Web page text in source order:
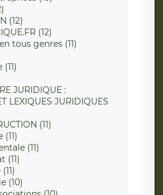
(12)
(12)
tous genres (11)
JURIDIQUE :
LEXIQUES JURIDIQUES
(11)
(11)
(11)
(10)